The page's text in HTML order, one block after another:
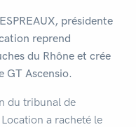
présidente
reprend
du Rhône et crée
GT Ascensio.
du tribunal de
a racheté le